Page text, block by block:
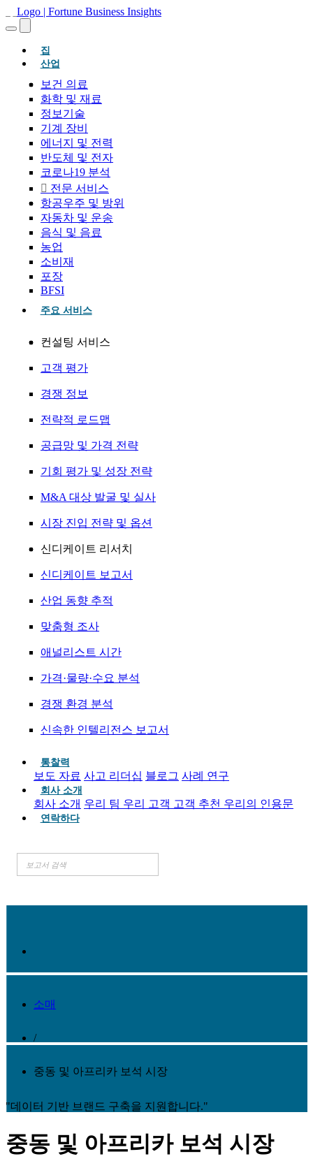
집(현재의)
산업
보건 의료
화학 및 재료
정보기술
기계 장비
에너지 및 전력
반도체 및 전자
코로나19 분석
전문 서비스
항공우주 및 방위
자동차 및 운송
음식 및 음료
농업
소비재
포장
BFSI
주요 서비스
컨설팅 서비스
고객 평가
경쟁 정보
전략적 로드맵
공급망 및 가격 전략
기회 평가 및 성장 전략
M&A 대상 발굴 및 실사
시장 진입 전략 및 옵션
신디케이트 리서치
신디케이트 보고서
산업 동향 추적
맞춤형 조사
애널리스트 시간
가격·물량·수요 분석
경쟁 환경 분석
신속한 인텔리전스 보고서
통찰력
보도 자료 사고 리더십 블로그 사례 연구
회사 소개
회사 소개 우리 팀 우리 고객 고객 추천 우리의 인용문
연락하다
소매
/
중동 및 아프리카 보석 시장
"데이터 기반 브랜드 구축을 지원합니다."
중동 및 아프리카 보석 시장